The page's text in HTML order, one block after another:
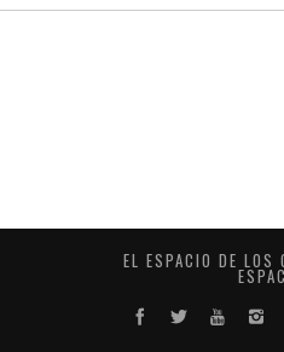
EL ESPACIO DE LOS